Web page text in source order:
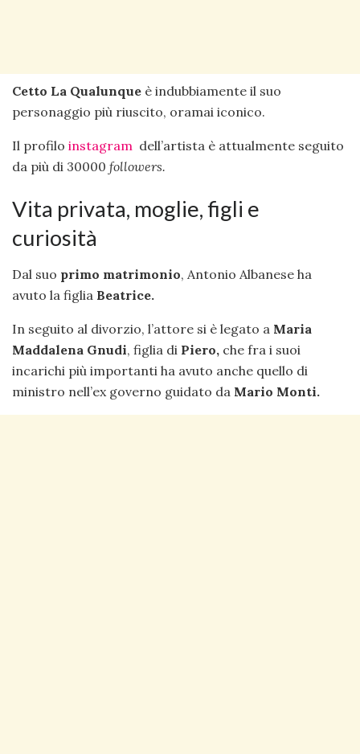
Cetto La Qualunque è indubbiamente il suo
personaggio più riuscito, oramai iconico.
Il profilo instagram dell’artista è attualmente seguito
da più di 30000 followers.
Vita privata, moglie, figli e
curiosità
Dal suo primo matrimonio, Antonio Albanese ha
avuto la figlia Beatrice.
In seguito al divorzio, l’attore si è legato a Maria
Maddalena Gnudi, figlia di Piero, che fra i suoi
incarichi più importanti ha avuto anche quello di
ministro nell’ex governo guidato da Mario Monti.